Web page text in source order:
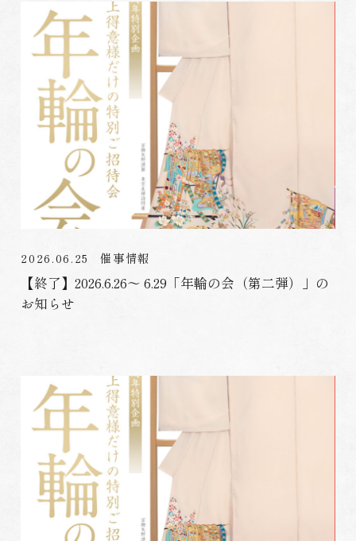
2026.06.25 催事情報
【終了】2026.6.26〜 6.29「年輪の会（第二弾）」の
お知らせ